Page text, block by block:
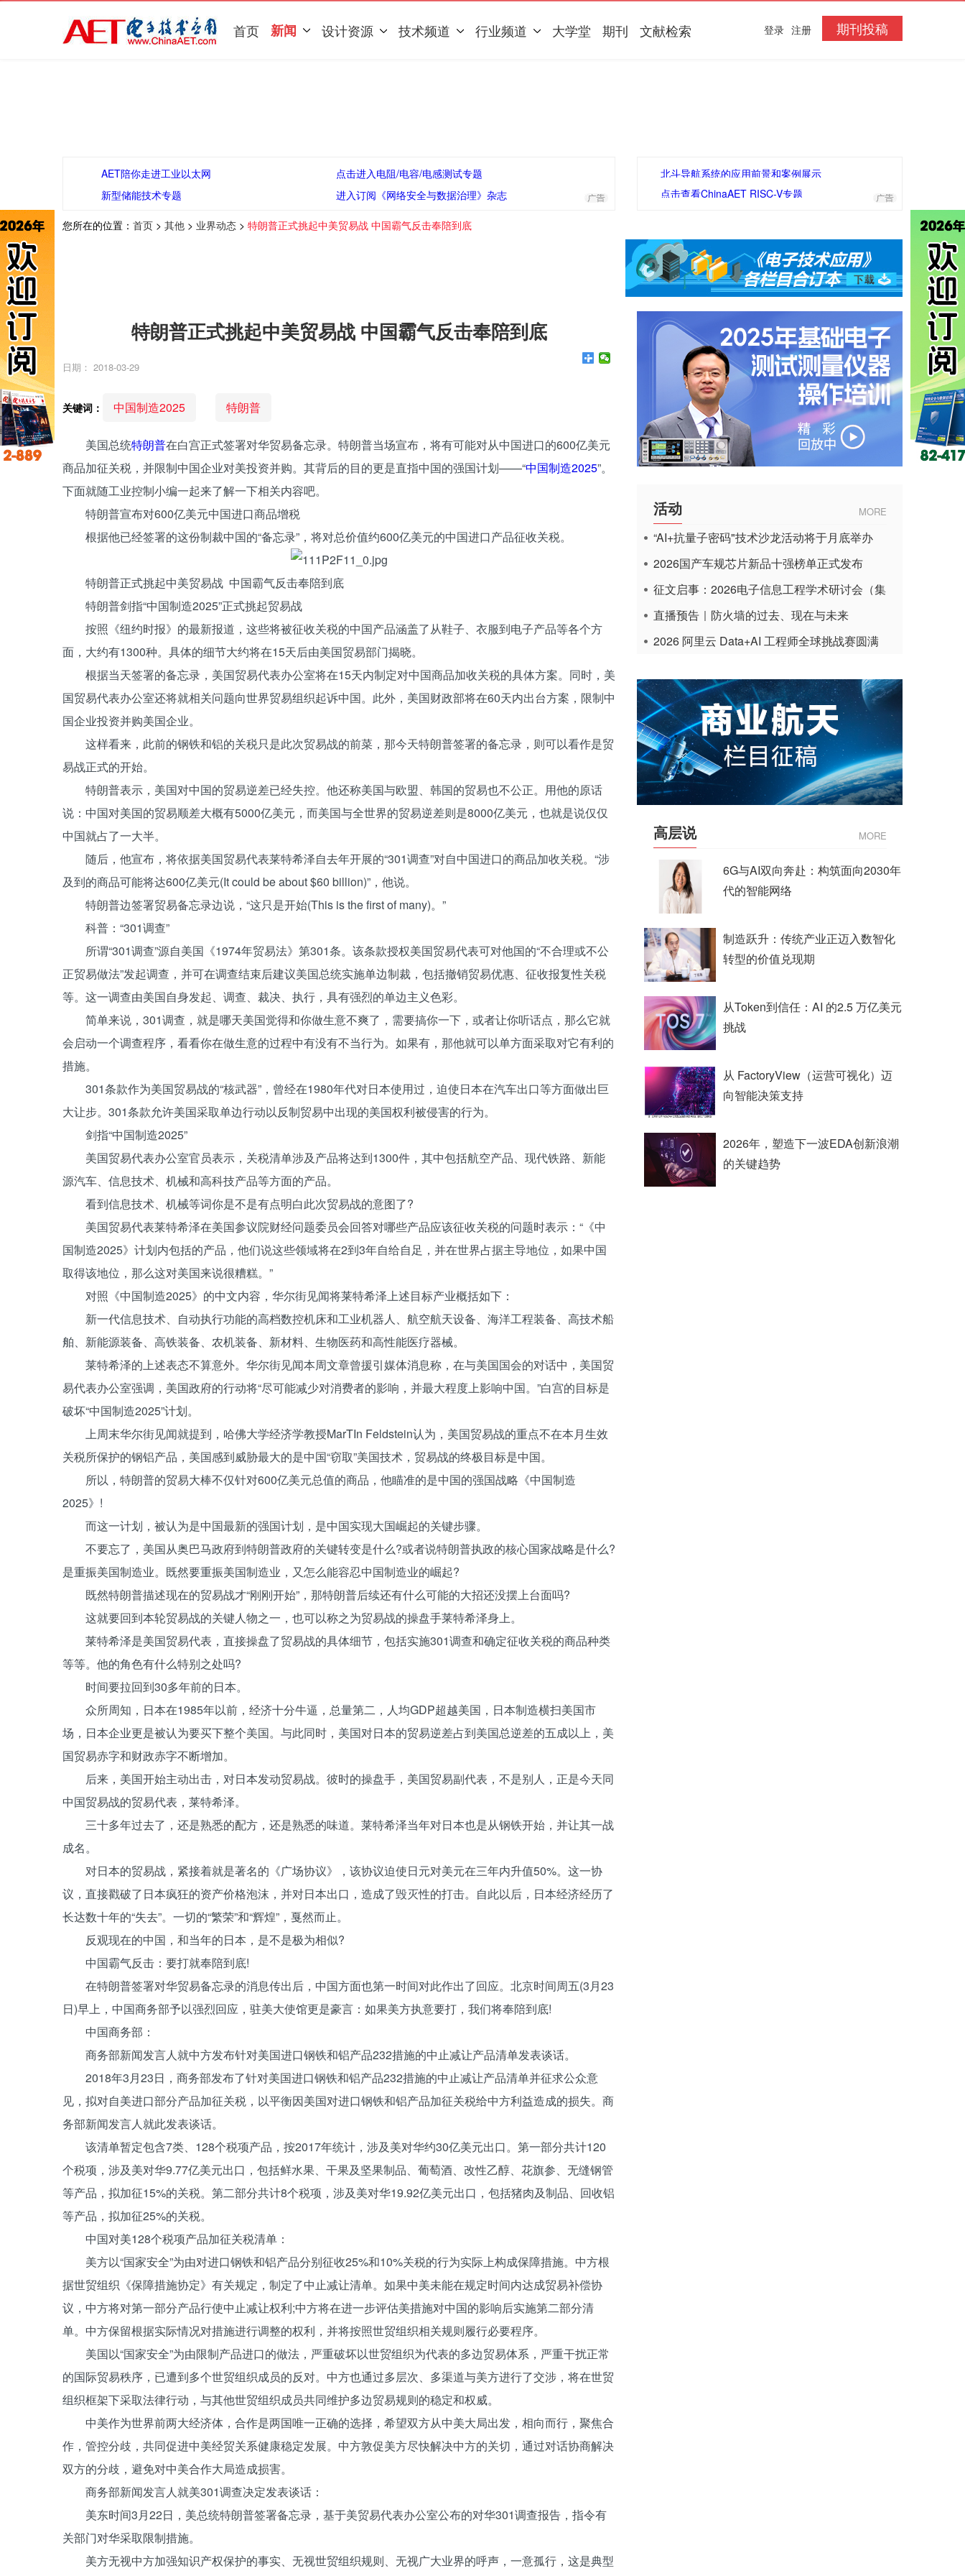
首页 新闻 设计资源 技术频道 行业频道 大学堂 期刊 文献检索 期刊投稿
登录 注册
AET陪你走进工业以太网
点击进入电阻/电容/电感测试专题
新型储能技术专题
进入订阅《网络安全与数据治理》杂志
北斗导航系统的应用前景和案例展示
点击查看ChinaAET RISC-V专题
您所在的位置： 首页 > 其他 > 业界动态 > 特朗普正式挑起中美贸易战 中国霸气反击奉陪到底
特朗普正式挑起中美贸易战 中国霸气反击奉陪到底
日期： 2018-03-29
关键词： 中国制造2025 特朗普
美国总统特朗普在白宫正式签署对华贸易备忘录。特朗普当场宣布，将有可能对从中国进口的600亿美元
商品加征关税，并限制中国企业对美投资并购。其背后的目的更是直指中国的强国计划——“中国制造2025”。
下面就随工业控制小编一起来了解一下相关内容吧。
特朗普宣布对600亿美元中国进口商品增税
根据他已经签署的这份制裁中国的“备忘录”，将对总价值约600亿美元的中国进口产品征收关税。
特朗普正式挑起中美贸易战 中国霸气反击奉陪到底
特朗普剑指“中国制造2025”正式挑起贸易战
按照《纽约时报》的最新报道，这些将被征收关税的中国产品涵盖了从鞋子、衣服到电子产品等各个方
面，大约有1300种。具体的细节大约将在15天后由美国贸易部门揭晓。
根据当天签署的备忘录，美国贸易代表办公室将在15天内制定对中国商品加收关税的具体方案。同时，美
国贸易代表办公室还将就相关问题向世界贸易组织起诉中国。此外，美国财政部将在60天内出台方案，限制中
国企业投资并购美国企业。
这样看来，此前的钢铁和铝的关税只是此次贸易战的前菜，那今天特朗普签署的备忘录，则可以看作是贸
易战正式的开始。
特朗普表示，美国对中国的贸易逆差已经失控。他还称美国与欧盟、韩国的贸易也不公正。用他的原话
说：中国对美国的贸易顺差大概有5000亿美元，而美国与全世界的贸易逆差则是8000亿美元，也就是说仅仅
中国就占了一大半。
随后，他宣布，将依据美国贸易代表莱特希泽自去年开展的“301调查”对自中国进口的商品加收关税。“涉
及到的商品可能将达600亿美元(It could be about $60 billion)”，他说。
特朗普边签署贸易备忘录边说，“这只是开始(This is the first of many)。”
科普：“301调查”
所谓“301调查”源自美国《1974年贸易法》第301条。该条款授权美国贸易代表可对他国的“不合理或不公
正贸易做法”发起调查，并可在调查结束后建议美国总统实施单边制裁，包括撤销贸易优惠、征收报复性关税
等。这一调查由美国自身发起、调查、裁决、执行，具有强烈的单边主义色彩。
简单来说，301调查，就是哪天美国觉得和你做生意不爽了，需要搞你一下，或者让你听话点，那么它就
会启动一个调查程序，看看你在做生意的过程中有没有不当行为。如果有，那他就可以单方面采取对它有利的
措施。
301条款作为美国贸易战的“核武器”，曾经在1980年代对日本使用过，迫使日本在汽车出口等方面做出巨
大让步。301条款允许美国采取单边行动以反制贸易中出现的美国权利被侵害的行为。
剑指“中国制造2025”
美国贸易代表办公室官员表示，关税清单涉及产品将达到1300件，其中包括航空产品、现代铁路、新能
源汽车、信息技术、机械和高科技产品等方面的产品。
看到信息技术、机械等词你是不是有点明白此次贸易战的意图了?
美国贸易代表莱特希泽在美国参议院财经问题委员会回答对哪些产品应该征收关税的问题时表示：“《中
国制造2025》计划内包括的产品，他们说这些领域将在2到3年自给自足，并在世界占据主导地位，如果中国
取得该地位，那么这对美国来说很糟糕。”
对照《中国制造2025》的中文内容，华尔街见闻将莱特希泽上述目标产业概括如下：
新一代信息技术、自动执行功能的高档数控机床和工业机器人、航空航天设备、海洋工程装备、高技术船
舶、新能源装备、高铁装备、农机装备、新材料、生物医药和高性能医疗器械。
莱特希泽的上述表态不算意外。华尔街见闻本周文章曾援引媒体消息称，在与美国国会的对话中，美国贸
易代表办公室强调，美国政府的行动将“尽可能减少对消费者的影响，并最大程度上影响中国。”白宫的目标是
破坏“中国制造2025”计划。
上周末华尔街见闻就提到，哈佛大学经济学教授MarTIn Feldstein认为，美国贸易战的重点不在本月生效
关税所保护的钢铝产品，美国感到威胁最大的是中国“窃取”美国技术，贸易战的终极目标是中国。
所以，特朗普的贸易大棒不仅针对600亿美元总值的商品，他瞄准的是中国的强国战略《中国制造
2025》!
而这一计划，被认为是中国最新的强国计划，是中国实现大国崛起的关键步骤。
不要忘了，美国从奥巴马政府到特朗普政府的关键转变是什么?或者说特朗普执政的核心国家战略是什么?
是重振美国制造业。既然要重振美国制造业，又怎么能容忍中国制造业的崛起?
既然特朗普描述现在的贸易战才“刚刚开始”，那特朗普后续还有什么可能的大招还没摆上台面吗?
这就要回到本轮贸易战的关键人物之一，也可以称之为贸易战的操盘手莱特希泽身上。
莱特希泽是美国贸易代表，直接操盘了贸易战的具体细节，包括实施301调查和确定征收关税的商品种类
等等。他的角色有什么特别之处吗?
时间要拉回到30多年前的日本。
众所周知，日本在1985年以前，经济十分牛逼，总量第二，人均GDP超越美国，日本制造横扫美国市
场，日本企业更是被认为要买下整个美国。与此同时，美国对日本的贸易逆差占到美国总逆差的五成以上，美
国贸易赤字和财政赤字不断增加。
后来，美国开始主动出击，对日本发动贸易战。彼时的操盘手，美国贸易副代表，不是别人，正是今天同
中国贸易战的贸易代表，莱特希泽。
三十多年过去了，还是熟悉的配方，还是熟悉的味道。莱特希泽当年对日本也是从钢铁开始，并让其一战
成名。
对日本的贸易战，紧接着就是著名的《广场协议》，该协议迫使日元对美元在三年内升值50%。这一协
议，直接戳破了日本疯狂的资产价格泡沫，并对日本出口，造成了毁灭性的打击。自此以后，日本经济经历了
长达数十年的“失去”。一切的“繁荣”和“辉煌”，戛然而止。
反观现在的中国，和当年的日本，是不是极为相似?
中国霸气反击：要打就奉陪到底!
在特朗普签署对华贸易备忘录的消息传出后，中国方面也第一时间对此作出了回应。北京时间周五(3月23
日)早上，中国商务部予以强烈回应，驻美大使馆更是豪言：如果美方执意要打，我们将奉陪到底!
中国商务部：
商务部新闻发言人就中方发布针对美国进口钢铁和铝产品232措施的中止减让产品清单发表谈话。
2018年3月23日，商务部发布了针对美国进口钢铁和铝产品232措施的中止减让产品清单并征求公众意
见，拟对自美进口部分产品加征关税，以平衡因美国对进口钢铁和铝产品加征关税给中方利益造成的损失。商
务部新闻发言人就此发表谈话。
该清单暂定包含7类、128个税项产品，按2017年统计，涉及美对华约30亿美元出口。第一部分共计120
个税项，涉及美对华9.77亿美元出口，包括鲜水果、干果及坚果制品、葡萄酒、改性乙醇、花旗参、无缝钢管
等产品，拟加征15%的关税。第二部分共计8个税项，涉及美对华19.92亿美元出口，包括猪肉及制品、回收铝
等产品，拟加征25%的关税。
中国对美128个税项产品加征关税清单：
美方以“国家安全”为由对进口钢铁和铝产品分别征收25%和10%关税的行为实际上构成保障措施。中方根
据世贸组织《保障措施协定》有关规定，制定了中止减让清单。如果中美未能在规定时间内达成贸易补偿协
议，中方将对第一部分产品行使中止减让权利;中方将在进一步评估美措施对中国的影响后实施第二部分清
单。中方保留根据实际情况对措施进行调整的权利，并将按照世贸组织相关规则履行必要程序。
美国以“国家安全”为由限制产品进口的做法，严重破坏以世贸组织为代表的多边贸易体系，严重干扰正常
的国际贸易秩序，已遭到多个世贸组织成员的反对。中方也通过多层次、多渠道与美方进行了交涉，将在世贸
组织框架下采取法律行动，与其他世贸组织成员共同维护多边贸易规则的稳定和权威。
中美作为世界前两大经济体，合作是两国唯一正确的选择，希望双方从中美大局出发，相向而行，聚焦合
作，管控分歧，共同促进中美经贸关系健康稳定发展。中方敦促美方尽快解决中方的关切，通过对话协商解决
双方的分歧，避免对中美合作大局造成损害。
商务部新闻发言人就美301调查决定发表谈话：
美东时间3月22日，美总统特朗普签署备忘录，基于美贸易代表办公室公布的对华301调查报告，指令有
关部门对华采取限制措施。
美方无视中方加强知识产权保护的事实、无视世贸组织规则、无视广大业界的呼声，一意孤行，这是典型
活动 MORE
“AI+抗量子密码"技术沙龙活动将于月底举办
2026国产车规芯片新品十强榜单正式发布
征文启事：2026电子信息工程学术研讨会（集
成电路应用杂志）
直播预告｜防火墙的过去、现在与未来
2026 阿里云 Data+AI 工程师全球挑战赛圆满
高层说 MORE
6G与AI双向奔赴：构筑面向2030年
代的智能网络
制造跃升：传统产业正迈入数智化
转型的价值兑现期
从Token到信任：AI 的2.5 万亿美元
挑战
从 FactoryView（运营可视化）迈
向智能决策支持
2026年，塑造下一波EDA创新浪潮
的关键趋势